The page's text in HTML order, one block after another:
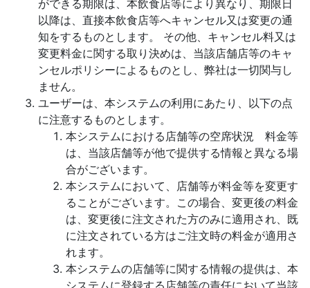
ができる期限は、本飲食店等により異なり、期限日
以降は、直接本飲食店等へキャンセル又は変更の通
知をするものとします。 その他、キャンセル料又は
変更料金に関する取り決めは、当該店舗店等のキャ
ンセルポリシーによるものとし、弊社は一切関与し
ません。
ユーザーは、本システムの利用にあたり、以下の点
に注意するものとします。
本システムにおける店舗等の空席状況 料金等
は、当該店舗等が他で提供する情報と異なる場
合がございます。
本システムにおいて、店舗等が料金等を変更す
ることがございます。この場合、変更後の料金
は、変更後に注文された方のみに適用され、既
に注文されている方はご注文時の料金が適用さ
れます。
本システムの店舗等に関する情報の提供は、本
システムに登録する店舗等の責任において当該